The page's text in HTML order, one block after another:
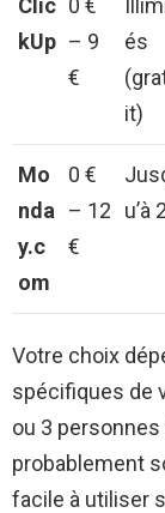
Clic
kUp
0 €
– 9
€
és
it)
Mo
nda
y.c
om
0 €
– 12
€
u’à 2
Votre choix
spécifiques de
ou 3
probablement
facile à utiliser